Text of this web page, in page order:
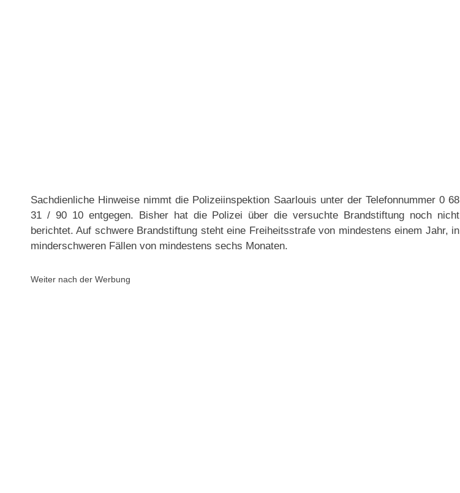
Sachdienliche Hinweise nimmt die Polizeiinspektion Saarlouis unter der Telefonnummer 0 68
31 / 90 10 entgegen. Bisher hat die Polizei über die versuchte Brandstiftung noch nicht
berichtet. Auf schwere Brandstiftung steht eine Freiheitsstrafe von mindestens einem Jahr, in
minderschweren Fällen von mindestens sechs Monaten.
Weiter nach der Werbung